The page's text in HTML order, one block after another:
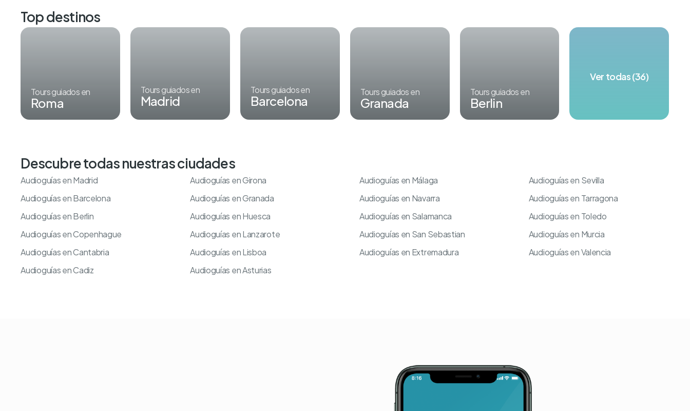
Top destinos
Tours guiados en
Roma
Tours guiados en
Madrid
Tours guiados en
Barcelona
Tours guiados en
Granada
Tours guiados en
Berlin
Ver todas (36)
Descubre todas nuestras ciudades
Audioguías en Madrid
Audioguías en Barcelona
Audioguías en Berlin
Audioguías en Copenhague
Audioguías en Cantabria
Audioguías en Cadiz
Audioguías en Girona
Audioguías en Granada
Audioguías en Huesca
Audioguías en Lanzarote
Audioguías en Lisboa
Audioguías en Asturias
Audioguías en Málaga
Audioguías en Navarra
Audioguías en Salamanca
Audioguías en San Sebastian
Audioguías en Extremadura
Audioguías en Sevilla
Audioguías en Tarragona
Audioguías en Toledo
Audioguías en Murcia
Audioguías en Valencia